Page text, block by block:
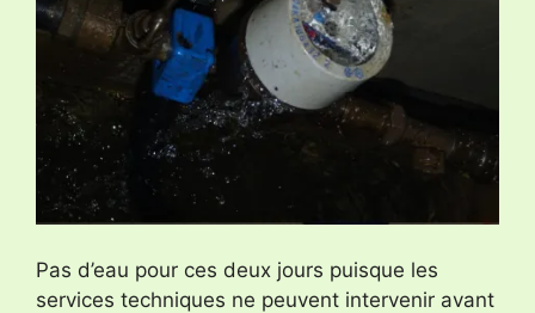
Pas d’eau pour ces deux jours puisque les
services techniques ne peuvent intervenir avant